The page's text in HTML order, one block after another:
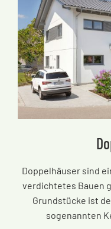
Doppelhäuser sind
verdichtetes Bauen
Grundstücke ist
sogenannten